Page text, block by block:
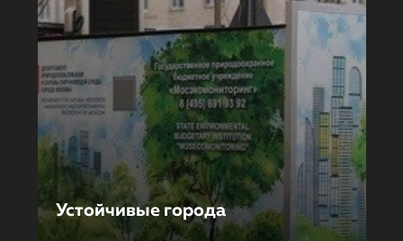
Устойчивые города